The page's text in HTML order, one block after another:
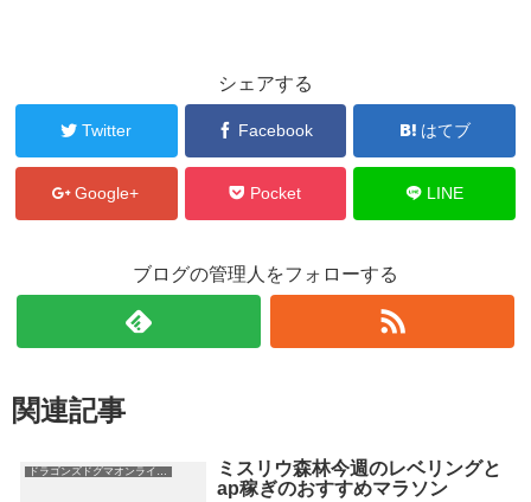
シェアする
Twitter Facebook はてブ
Google+ Pocket LINE
ブログの管理人をフォローする
関連記事
ミスリウ森林今週のレベリングと
ap稼ぎのおすすめマラソン